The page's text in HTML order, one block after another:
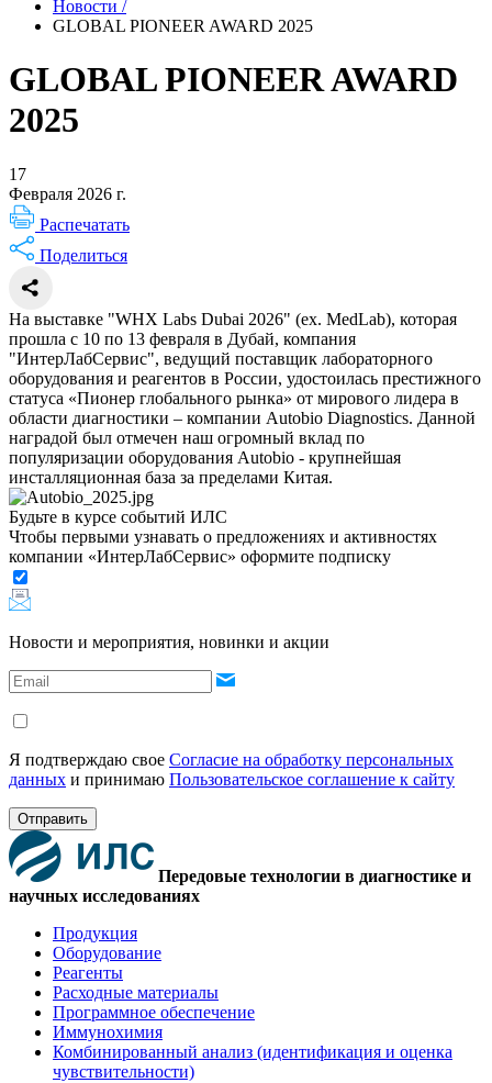
Новости /
GLOBAL PIONEER AWARD 2025
GLOBAL PIONEER AWARD
2025
17
Февраля 2026 г.
Распечатать
Поделиться
На выставке "WHX Labs Dubai 2026" (ex. MedLab), которая
прошла с 10 по 13 февраля в Дубай, компания
"ИнтерЛабСервис", ведущий поставщик лабораторного
оборудования и реагентов в России, удостоилась престижного
статуса «Пионер глобального рынка» от мирового лидера в
области диагностики – компании Autobio Diagnostics. Данной
наградой был отмечен наш огромный вклад по
популяризации оборудования Autobio - крупнейшая
инсталляционная база за пределами Китая.
Будьте в курсе событий ИЛС
Чтобы первыми узнавать о предложениях и активностях
компании «ИнтерЛабСервис» оформите подписку
Новости и мероприятия, новинки и акции
Я подтверждаю свое Согласие на обработку персональных
данных и принимаю Пользовательское соглашение к сайту
Отправить
Передовые технологии в диагностике и
научных исследованиях
Продукция
Оборудование
Реагенты
Расходные материалы
Программное обеспечение
Иммунохимия
Комбинированный анализ (идентификация и оценка
чувствительности)